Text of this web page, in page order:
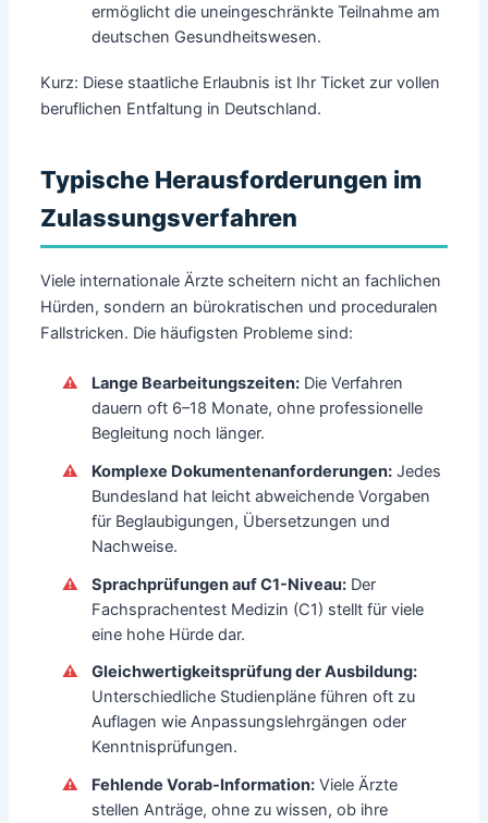
ermöglicht die uneingeschränkte Teilnahme am
deutschen Gesundheitswesen.
Kurz: Diese staatliche Erlaubnis ist Ihr Ticket zur vollen
beruflichen Entfaltung in Deutschland.
Typische Herausforderungen im
Zulassungsverfahren
Viele internationale Ärzte scheitern nicht an fachlichen
Hürden, sondern an bürokratischen und proceduralen
Fallstricken. Die häufigsten Probleme sind:
Lange Bearbeitungszeiten:Die Verfahren
dauern oft 6–18 Monate, ohne professionelle
Begleitung noch länger.
Komplexe Dokumentenanforderungen:Jedes
Bundesland hat leicht abweichende Vorgaben
für Beglaubigungen, Übersetzungen und
Nachweise.
Sprachprüfungen auf C1-Niveau:Der
Fachsprachentest Medizin (C1) stellt für viele
eine hohe Hürde dar.
Gleichwertigkeitsprüfung der Ausbildung:
Unterschiedliche Studienpläne führen oft zu
Auflagen wie Anpassungslehrgängen oder
Kenntnisprüfungen.
Fehlende Vorab-Information:Viele Ärzte
stellen Anträge, ohne zu wissen, ob ihre